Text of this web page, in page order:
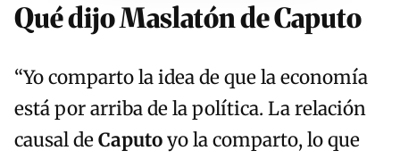
Qué dijo Maslatón de Caputo
“Yo comparto la idea de que la economía
está por arriba de la política. La relación
causal deCaputoyo la comparto, lo que